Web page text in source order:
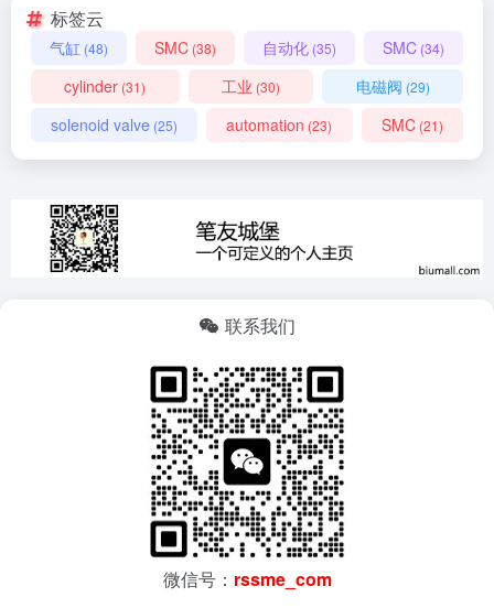
标签云
气缸 (48) SMC (38) 自动化 (35) SMC (34)
cylinder (31) 工业 (30) 电磁阀 (29)
solenoid valve (25) automation (23) SMC(21)
联系我们
微信号： rssme_com